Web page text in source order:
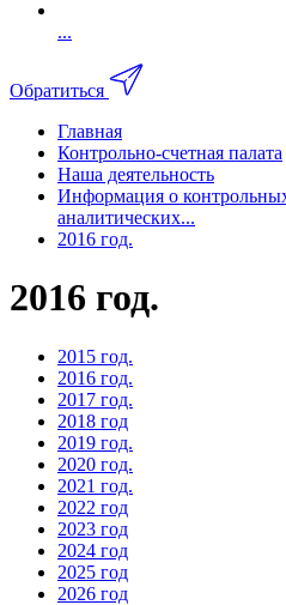
...
Обратиться
Главная
Контрольно-счетная палата
Наша деятельность
Информация о
аналитических...
2016 год.
2016 год.
2015 год.
2016 год.
2017 год.
2018 год
2019 год.
2020 год.
2021 год.
2022 год
2023 год
2024 год
2025 год
2026 год